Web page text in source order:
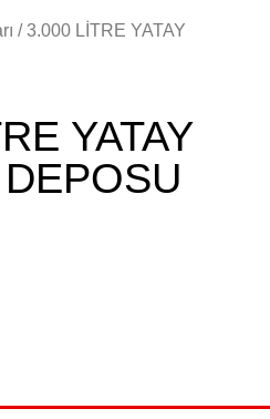
/ 3.000 LİTRE YATAY
YATAY